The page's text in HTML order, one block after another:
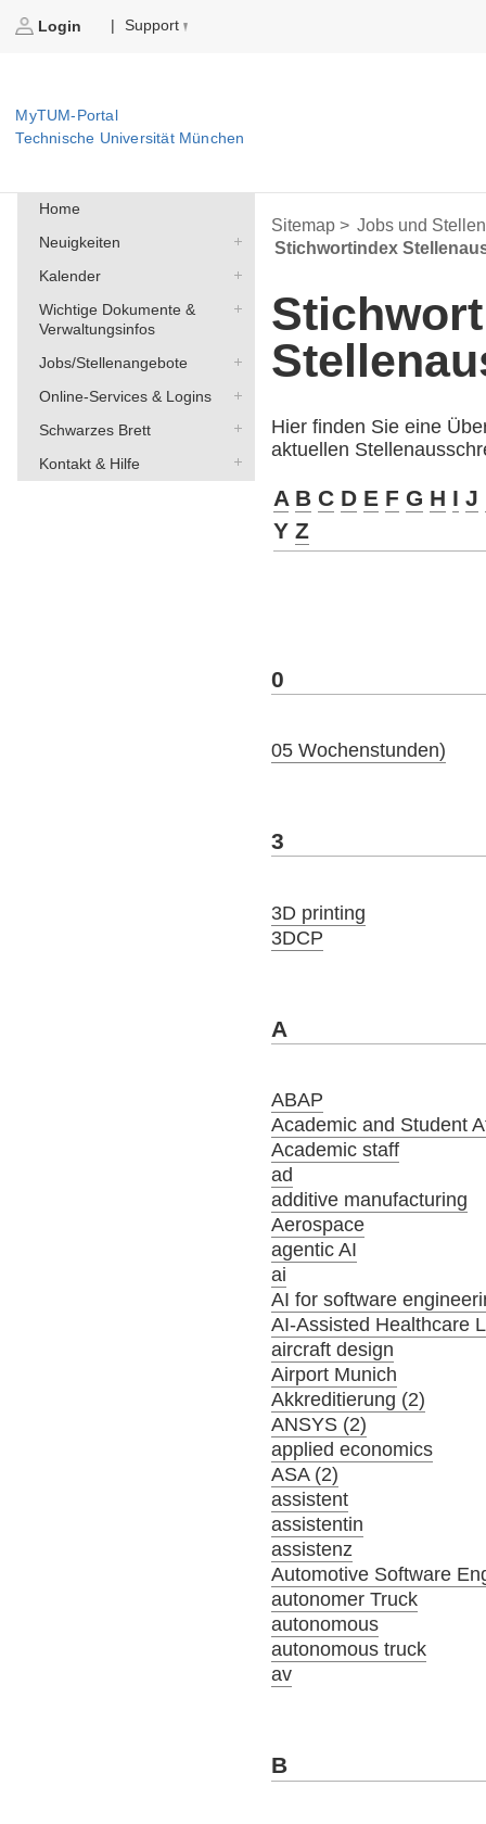
Login | Support
MyTUM-Portal
Technische Universität München
Home
Neuigkeiten
Kalender
Wichtige Dokumente &
Verwaltungsinfos
Jobs/Stellenangebote
Online-Services & Logins
Schwarzes Brett
Kontakt & Hilfe
Sitemap > Jobs und
Stichwortindex
Hier finden Sie eine
aktuellen
A B C D E F G H I J
Y Z
0
05 Wochenstunden)
3
3D printing
3DCP
A
ABAP
Academic and Student
Academic staff
ad
additive manufacturing
Aerospace
agentic AI
ai
AI for software
AI-Assisted Healthcare
aircraft design
Airport Munich
Akkreditierung (2)
ANSYS (2)
applied economics
ASA (2)
assistent
assistentin
assistenz
Automotive Software
autonomer Truck
autonomous
autonomous truck
av
B